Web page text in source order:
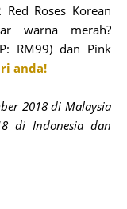
Roses Korean
warna merah?
RM99) dan Pink
anda!
2018 di Malaysia
di Indonesia dan